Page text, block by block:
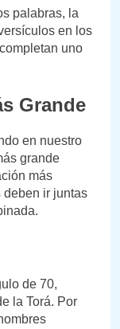
palabras, la
en los
uno
Grande
en nuestro
grande
más
deben ir juntas
de 70,
la Torá. Por